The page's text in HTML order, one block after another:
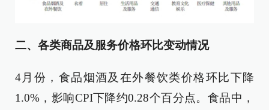
二、各类商品及服务价格环比变动情况
4月份，食品烟酒及在外餐饮类价格环比下降
1.0%，影响CPI下降约0.28个百分点。食品中，